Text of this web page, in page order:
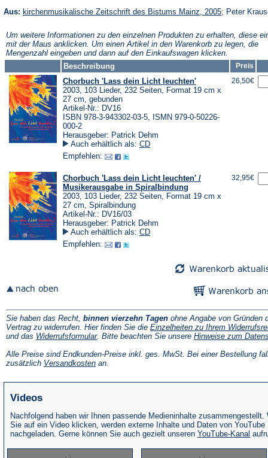
Aus: kirchenmusikalische Zeitschrift des Bistums Mainz, 2005(Öffnet
neuen
Tab)
; Peter
Um weitere Informationen zu den einzelnen Produkten zu erhalten, diese
mit der Maus anklicken. Um einen Artikel in den Warenkorb zu legen, die
Mengenzahl eingeben und dann auf den Einkaufswagen klicken.
Beschreibung
Preis
Chorbuch 'Lass dein Licht leuchten'
2003, 103 Lieder, 232 Seiten, Format 19 cm x
27 cm, gebunden
Artikel-Nr.: DV16
ISBN 978-3-943302-03-5, ISMN 979-0-50226-
000-2
Herausgeber: Patrick Dehm
Auch erhältlich als: CD
Empfehlen:
26,50€
Chorbuch 'Lass dein Licht leuchten' /
Musikerausgabe in Spiralbindung
2003, 103 Lieder, 232 Seiten, Format 19 cm x
27 cm, Spiralbindung
Artikel-Nr.: DV16/03
Herausgeber: Patrick Dehm
Auch erhältlich als: CD
Empfehlen:
32,95€
Sie haben das Recht, binnen vierzehn Tagen ohne Angabe von Gründen
Vertrag zu widerrufen. Hier finden Sie die Einzelheiten zu Ihrem
und das Widerrufsformular(Öffnet
einem
neuen
. Bitte beachten Sie unsere Hinweise zum
Alle Preise sind Endkunden-Preise inkl. ges. MwSt. Bei einer Bestellung
zusätzlich Versandkosten(Öffnet
an.
Videos
Nachfolgend haben wir Ihnen passende Medieninhalte zusammengestellt.
Sie auf ein Video klicken, werden externe Inhalte und Daten von YouTube
nachgeladen. Gerne können Sie auch gezielt unseren YouTube-Kanal